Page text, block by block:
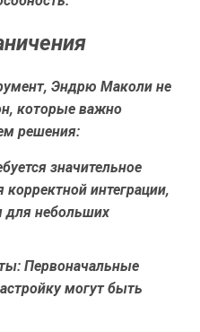
Эндрю Маколи не
которые важно
решения:
значительное
интеграции,
для небольших
Первоначальные
могут быть